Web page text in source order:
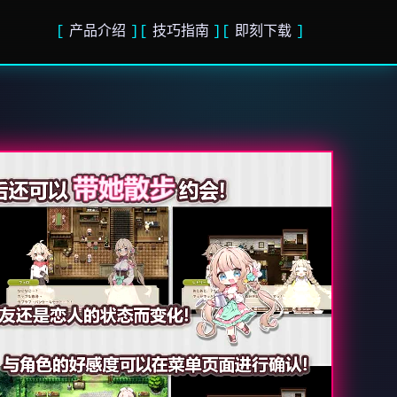
产品介绍 技巧指南 即刻下载